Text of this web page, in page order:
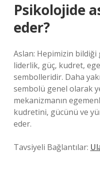
Psikolojide
eder?
Aslan: Hepimizin
liderlik, güç, kudret,
sembolleridir. Daha
sembolü genel olarak
mekanizmanın
kudretini, gücünü ve
eder.
Tavsiyeli Bağlantılar: